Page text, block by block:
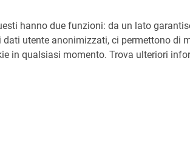
nucleari
hanno due funzioni: da un lato
utente anonimizzati, ci permettono di
in qualsiasi momento. Trova ulteriori